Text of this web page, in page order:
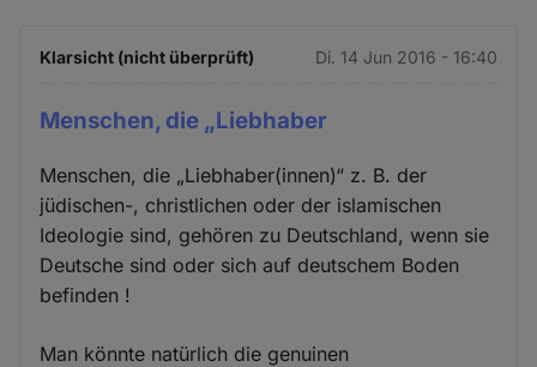
Klarsicht (nicht überprüft) Di. 14 Jun 2016 - 16:40
Menschen, die „Liebhaber
Menschen, die „Liebhaber(innen)“ z. B. der
jüdischen-, christlichen oder der islamischen
Ideologie sind, gehören zu Deutschland, wenn sie
Deutsche sind oder sich auf deutschem Boden
befinden !
Man könnte natürlich die genuinen